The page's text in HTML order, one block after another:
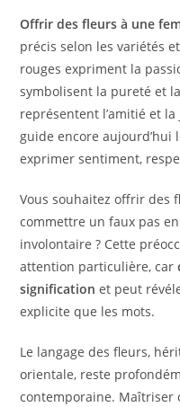
Offrir des fleurs à une
précis selon les variétés
rouges expriment la
symbolisent la pureté et
représentent l’amitié et
guide encore
exprimer sentiment,
Vous souhaitez offrir des
commettre un faux pas
involontaire ? Cette
attention particulière, car
signification et peut
explicite que les mots.
Le langage des fleurs,
orientale, reste
contemporaine. Maîtriser